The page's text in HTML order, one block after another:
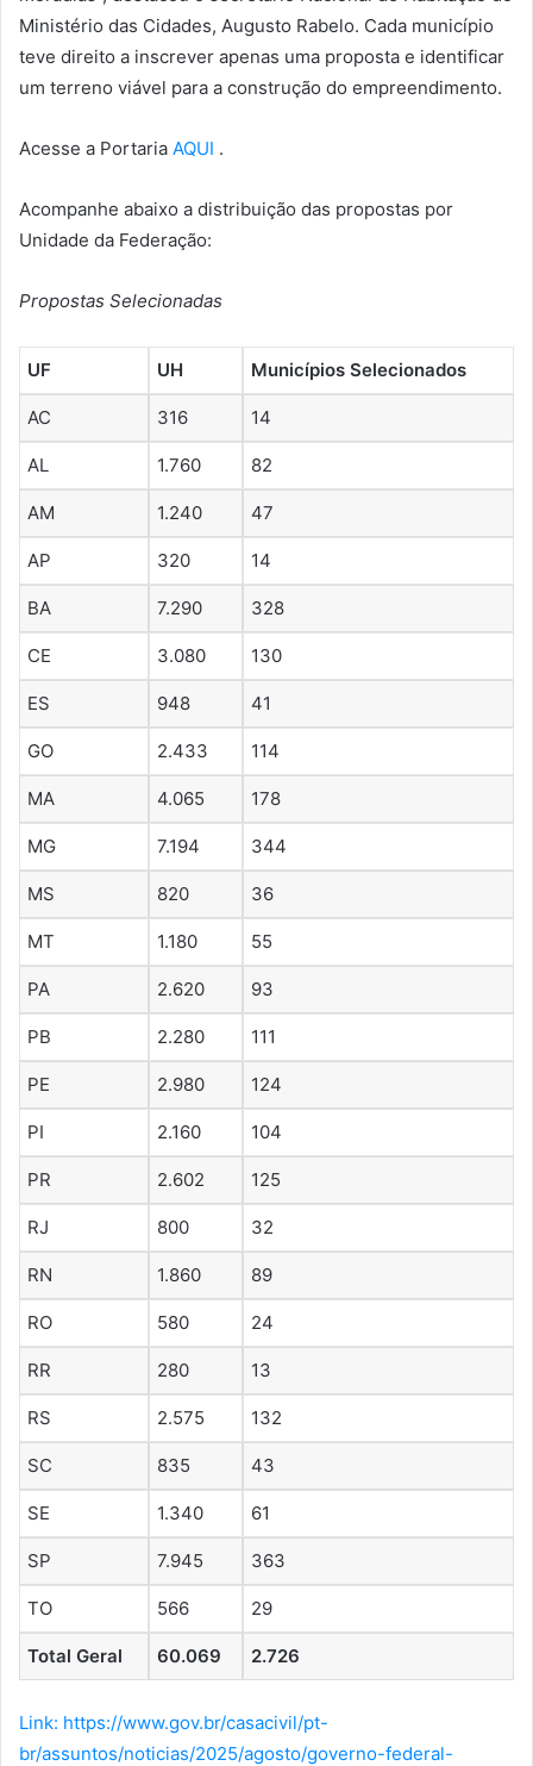
Ministério das Cidades, Augusto Rabelo. Cada município
teve direito a inscrever apenas uma proposta e identificar
um terreno viável para a construção do empreendimento.
Acesse a Portaria AQUI .
Acompanhe abaixo a distribuição das propostas por
Unidade da Federação:
Propostas Selecionadas
UF UH Municípios Selecionados
AC 316 14
AL 1.760 82
AM 1.240 47
AP 320 14
BA 7.290 328
CE 3.080 130
ES 948 41
GO 2.433 114
MA 4.065 178
MG 7.194 344
MS 820 36
MT 1.180 55
PA 2.620 93
PB 2.280 111
PE 2.980 124
PI 2.160 104
PR 2.602 125
RJ 800 32
RN 1.860 89
RO 580 24
RR 280 13
RS 2.575 132
SC 835 43
SE 1.340 61
SP 7.945 363
TO 566 29
Total Geral 60.069 2.726
Link: https://www.gov.br/casacivil/pt-
br/assuntos/noticias/2025/agosto/governo-federal-